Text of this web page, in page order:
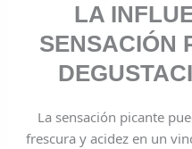
LA
SENSACIÓN
La sensación picante
frescura y acidez en un